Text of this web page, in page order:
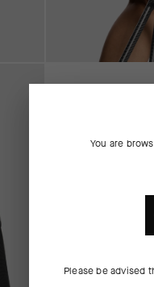
You are
Please be advised